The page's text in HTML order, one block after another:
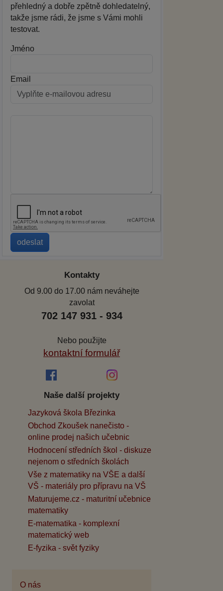
přehledný a dobře zpětně dohledatelný,
takže jsme rádi, že jsme s Vámi mohli
testovat.
Jméno
Email
Kontakty
Od 9.00 do 17.00 nám neváhejte
zavolat
702 147 931 - 934
Nebo použijte
kontaktní formulář
Naše další projekty
Jazyková škola Březinka
Obchod Zkoušek nanečisto -
online prodej našich učebnic
Hodnocení středních škol - diskuze
nejenom o středních školách
Vše z matematiky na VŠE a další
VŠ - materiály pro přípravu na VŠ
Maturujeme.cz - maturitní učebnice
matematiky
E-matematika - komplexní
matematický web
E-fyzika - svět fyziky
O nás